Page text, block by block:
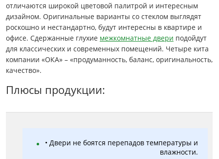
отличаются широкой цветовой палитрой и интересным
дизайном. Оригинальные варианты со стеклом выглядят
роскошно и нестандартно, будут интересны в квартире и
офисе. Сдержанные глухие межкомнатные двери подойдут
для классических и современных помещений. Четыре кита
компании «ОКА» – «продуманность, баланс, оригинальность,
качество».
Плюсы продукции:
• Двери не боятся перепадов температуры и
влажности.